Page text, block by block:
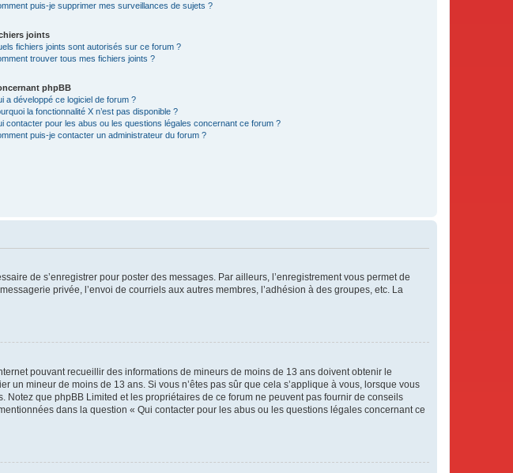
puis-je supprimer mes surveillances de sujets ?
joints
fichiers joints sont autorisés sur ce forum ?
trouver tous mes fichiers joints ?
phpBB
a développé ce logiciel de forum ?
la fonctionnalité X n’est pas disponible ?
contacter pour les abus ou les questions légales concernant ce forum ?
puis-je contacter un administrateur du forum ?
de s’enregistrer pour poster des messages. Par ailleurs, l’enregistrement vous permet de
privée, l’envoi de courriels aux autres membres, l’adhésion à des groupes, etc. La
pouvant recueillir des informations de mineurs de moins de 13 ans doivent obtenir le
un mineur de moins de 13 ans. Si vous n’êtes pas sûr que cela s’applique à vous, lorsque vous
que phpBB Limited et les propriétaires de ce forum ne peuvent pas fournir de conseils
dans la question « Qui contacter pour les abus ou les questions légales concernant ce